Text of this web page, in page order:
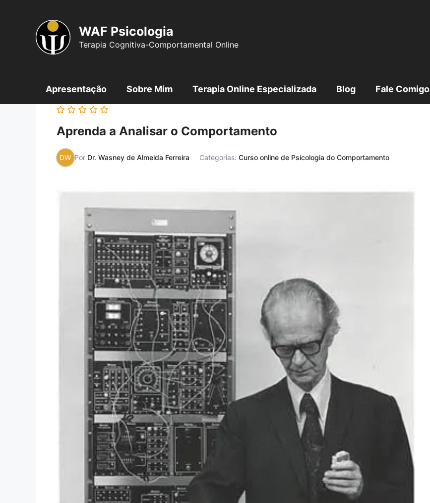
WAF Psicologia
Terapia Cognitiva-Comportamental Online
Apresentação Sobre Mim Terapia Online Especializada Blog Fale Comigo
Aprenda a Analisar o Comportamento
DW Por Dr. Wasney de Almeida Ferreira Categorias: Curso online de Psicologia do Comportamento